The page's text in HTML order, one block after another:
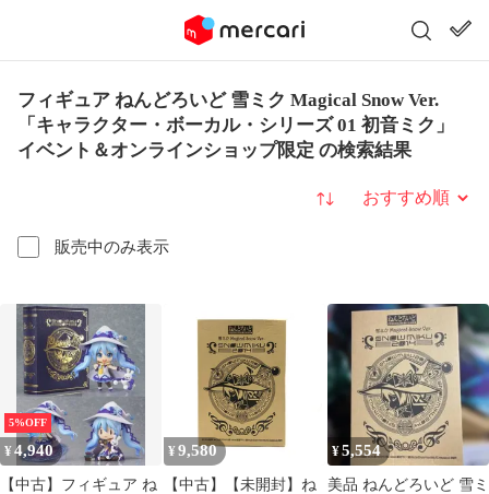
フィギュア ねんどろいど 雪ミク Magical Snow Ver.
「キャラクター・ボーカル・シリーズ 01 初音ミク」
イベント＆オンラインショップ限定 の検索結果
販売中のみ表示
並び替え
5%OFF
¥4,940
【中古】フィギュア ね
¥ 9,580
【中古】【未開封】ね
¥5,554
美品 ねんどろいど 雪ミ